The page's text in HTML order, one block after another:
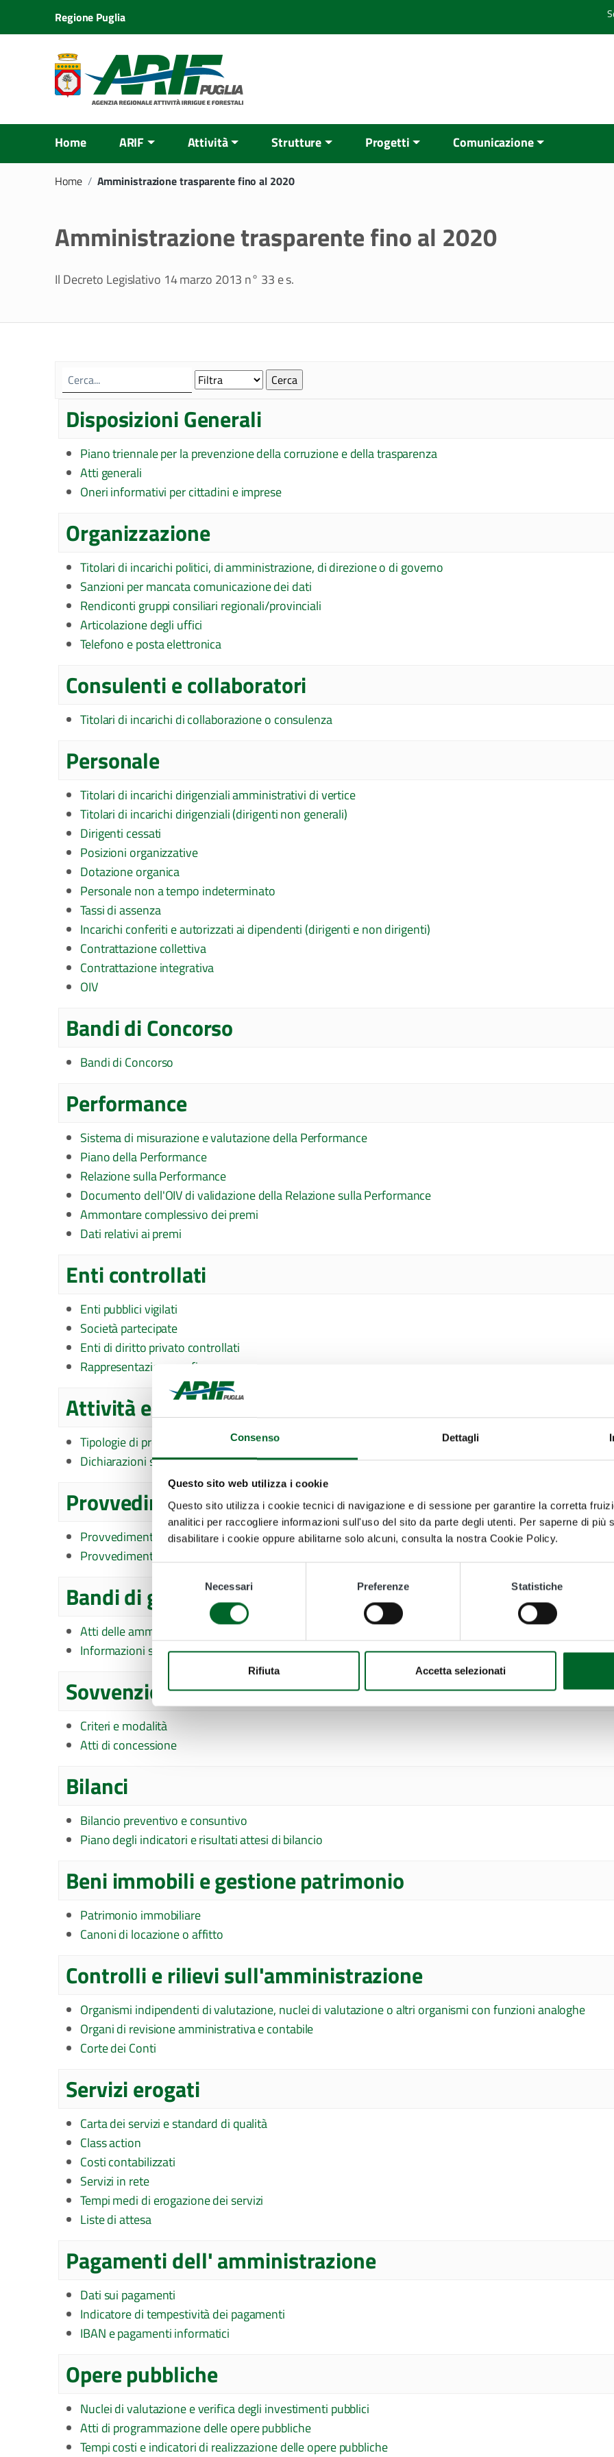
Consenso Dettagli
Questo sito web utilizza i cookie
Questo sito utilizza i cookie tecnici di navigazione e di sessione per garantire la corretta
analitici per raccogliere informazioni sull'uso del sito da parte degli utenti. Per saperne di più
disabilitare i cookie oppure abilitarne solo alcuni, consulta la nostra Cookie Policy.
consenso
Necessari Preferenze Statistiche
Rifiuta Accetta selezionati
Regione Puglia
Home ARIF Attività Strutture Progetti Comunicazione
Home / Amministrazione trasparente fino al 2020
Amministrazione trasparente fino al 2020
Il Decreto Legislativo 14 marzo 2013 n° 33 e s.
Disposizioni Generali
Piano triennale per la prevenzione della corruzione e della trasparenza
Atti generali
Oneri informativi per cittadini e imprese
Organizzazione
Titolari di incarichi politici, di amministrazione, di direzione o di governo
Sanzioni per mancata comunicazione dei dati
Rendiconti gruppi consiliari regionali/provinciali
Articolazione degli uffici
Telefono e posta elettronica
Consulenti e collaboratori
Titolari di incarichi di collaborazione o consulenza
Personale
Titolari di incarichi dirigenziali amministrativi di vertice
Titolari di incarichi dirigenziali (dirigenti non generali)
Dirigenti cessati
Posizioni organizzative
Dotazione organica
Personale non a tempo indeterminato
Tassi di assenza
Incarichi conferiti e autorizzati ai dipendenti (dirigenti e non dirigenti)
Contrattazione collettiva
Contrattazione integrativa
OIV
Bandi di Concorso
Bandi di Concorso
Performance
Sistema di misurazione e valutazione della Performance
Piano della Performance
Relazione sulla Performance
Documento dell'OIV di validazione della Relazione sulla Performance
Ammontare complessivo dei premi
Dati relativi ai premi
Enti controllati
Enti pubblici vigilati
Società partecipate
Enti di diritto privato controllati
Rappresentazione grafica
Attività e procedimenti
Tipologie di procedimento
Dichiarazioni sostitutive e acquisizione d'ufficio dei dati
Provvedimenti
Provvedimenti organi indirizzo-politico
Provvedimenti dirigenti
Bandi di gara e contratti
Atti delle amministrazioni aggiudicatrici e degli enti aggiudicatori distintamente per ogni procedura
Informazioni sulle singole procedure in formato tabellare
Sovvenzioni, contributi, sussidi, vantaggi economici
Criteri e modalità
Atti di concessione
Bilanci
Bilancio preventivo e consuntivo
Piano degli indicatori e risultati attesi di bilancio
Beni immobili e gestione patrimonio
Patrimonio immobiliare
Canoni di locazione o affitto
Controlli e rilievi sull'amministrazione
Organismi indipendenti di valutazione, nuclei di valutazione o altri organismi con funzioni analoghe
Organi di revisione amministrativa e contabile
Corte dei Conti
Servizi erogati
Carta dei servizi e standard di qualità
Class action
Costi contabilizzati
Servizi in rete
Tempi medi di erogazione dei servizi
Liste di attesa
Pagamenti dell' amministrazione
Dati sui pagamenti
Indicatore di tempestività dei pagamenti
IBAN e pagamenti informatici
Opere pubbliche
Nuclei di valutazione e verifica degli investimenti pubblici
Atti di programmazione delle opere pubbliche
Tempi costi e indicatori di realizzazione delle opere pubbliche